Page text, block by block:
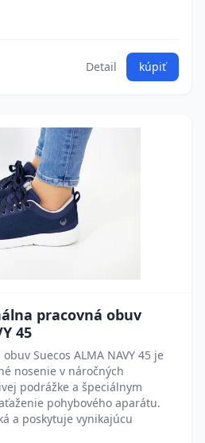
Detail kúpiť
pracovná obuv
45
Suecos ALMA NAVY 45 je
nosenie v náročných
podrážke a špeciálnym
pohybového aparátu.
a poskytuje vynikajúcu